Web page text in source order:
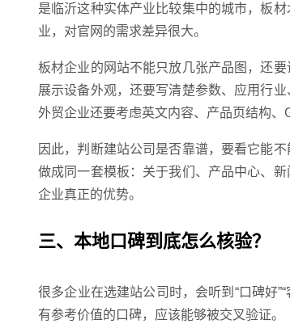
是临沂这种实体产业比较集中的城市，板
业，对官网的需求差异很大。
板材企业的网站不能只放几张产品图，还
展示设备外观，还要写清楚参数、应用行
外贸企业还要考虑英文内容、产品页结构、
因此，判断建站公司是否靠谱，要看它能
做成同一套模板：关于我们、产品中心、
企业真正的优势。
三、本地口碑到底怎么核验？
很多企业在选建站公司时，会听到“口碑好
有参考价值的口碑，应该能够被交叉验证。